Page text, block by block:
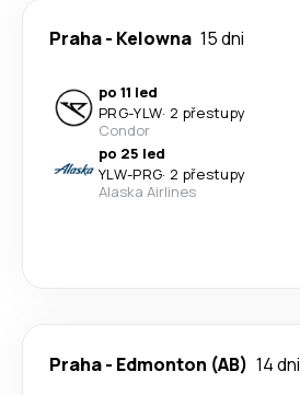
Praha- Kelowna 15 dni
po 11 led
PRG-YLW· 2 přestupy
Condor
po 25 led
YLW-PRG· 2 přestupy
Alaska Airlines
Praha- Edmonton (AB) 14 dni